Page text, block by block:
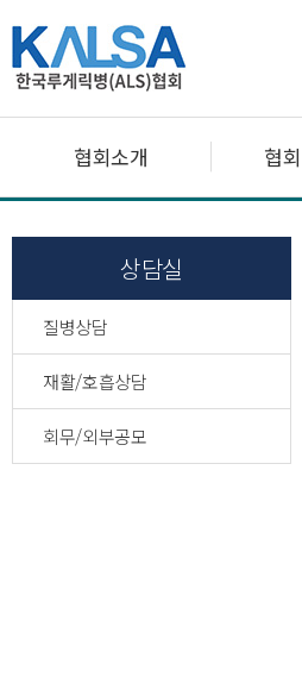
협회소개 협
상담실
질병상담
재활/호흡상담
회무/외부공모